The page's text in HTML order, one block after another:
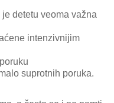
detetu veoma važna
intenzivnijim
suprotnih poruka.